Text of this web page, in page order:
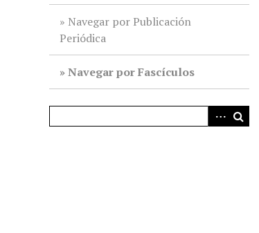
Navegar por Publicación
Periódica
Navegar por Fascículos